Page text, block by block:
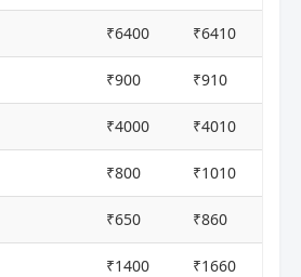
₹6400 ₹6410
₹900 ₹910
₹4000 ₹4010
₹800 ₹1010
₹650 ₹860
₹1400 ₹1660